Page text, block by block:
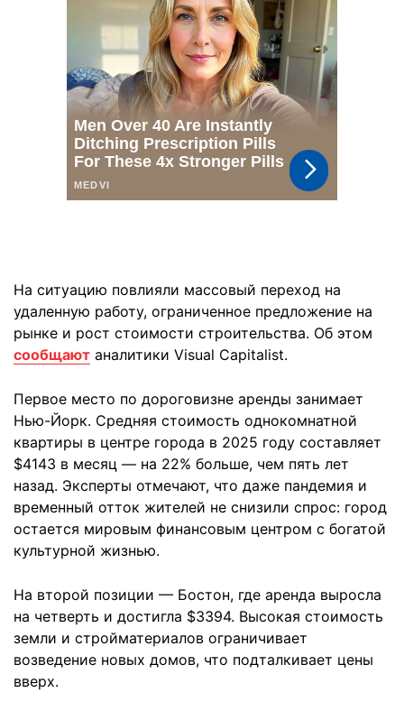
На ситуацию повлияли массовый переход на
удаленную работу, ограниченное предложение на
рынке и рост стоимости строительства. Об этом
сообщают аналитики Visual Capitalist.
Первое место по дороговизне аренды занимает
Нью-Йорк. Средняя стоимость однокомнатной
квартиры в центре города в 2025 году составляет
$4143 в месяц — на 22% больше, чем пять лет
назад. Эксперты отмечают, что даже пандемия и
временный отток жителей не снизили спрос: город
остается мировым финансовым центром с богатой
культурной жизнью.
На второй позиции — Бостон, где аренда выросла
на четверть и достигла $3394. Высокая стоимость
земли и стройматериалов ограничивает
возведение новых домов, что подталкивает цены
вверх.